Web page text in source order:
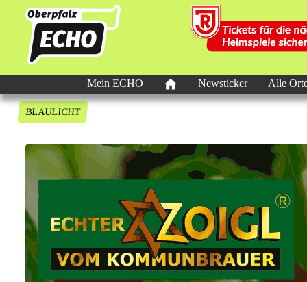
Mein ECHO Newsticker Alle
BLAULICHT